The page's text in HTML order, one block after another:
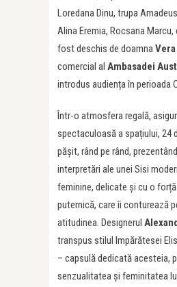
Loredana Dinu, trupa
Alina Eremia, Rocsana
fost deschis de doamna
comercial al Ambasadei
introdus audiența în perioada
Într-o atmosfera regală,
spectaculoasă a spațiului, 24
pășit, rând pe rând,
interpretări ale unei Sisi
feminine, delicate și cu o
puternică, care îi conturează
atitudinea. Designerul
transpus stilul Impărătesei
– capsulă dedicată acesteia,
senzualitatea și feminitatea